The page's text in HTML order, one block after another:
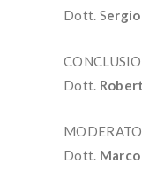
Dott. S
Dott.
Dott.